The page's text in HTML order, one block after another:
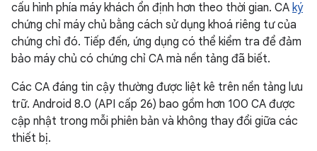
cấu hình phía máy khách ổn định hơn theo thời gian. CA ký
chứng chỉ máy chủ bằng cách sử dụng khoá riêng tư của
chứng chỉ đó. Tiếp đến, ứng dụng có thể kiểm tra để đảm
bảo máy chủ có chứng chỉ CA mà nền tảng đã biết.
Các CA đáng tin cậy thường được liệt kê trên nền tảng lưu
trữ. Android 8.0 (API cấp 26) bao gồm hơn 100 CA được
cập nhật trong mỗi phiên bản và không thay đổi giữa các
thiết bị.